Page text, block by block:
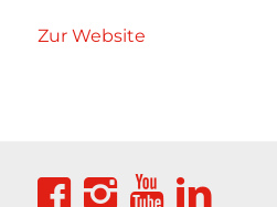
Zur Website